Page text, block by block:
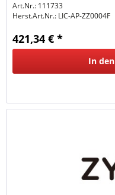
Art.Nr.: 111733
Herst.Art.Nr.: LIC-AP-ZZ0004F
421,34 € *
In den